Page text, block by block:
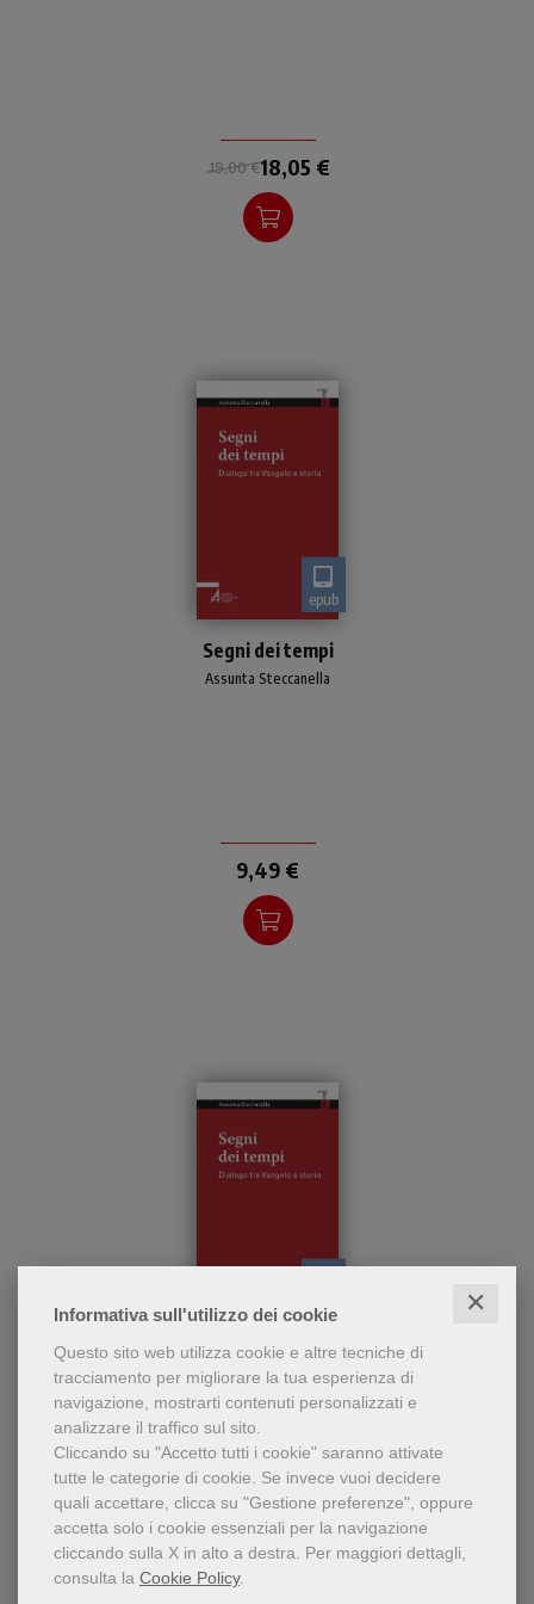
Informativa sull'utilizzo dei cookie ✕
Questo sito web utilizza cookie e altre tecniche di
tracciamento per migliorare la tua esperienza di
navigazione, mostrarti contenuti personalizzati e
analizzare il traffico sul sito.
Cliccando su "Accetto tutti i cookie" saranno attivate
tutte le categorie di cookie. Se invece vuoi decidere
quali accettare, clicca su "Gestione preferenze", oppure
accetta solo i cookie essenziali per la navigazione
cliccando sulla X in alto a destra. Per maggiori dettagli,
consulta la Cookie Policy.
19,00 €18,05 €
epub
tempi? Come interpretarli
per dare speranza al nostro
Segni dei tempi
Assunta Steccanella
9,49 €
tempi? Come interpretarli
per dare speranza al nostro
vivere oggi? Un'analisi alla
portata di tutti
Segni dei tempi
Assunta Steccanella
9,49 €